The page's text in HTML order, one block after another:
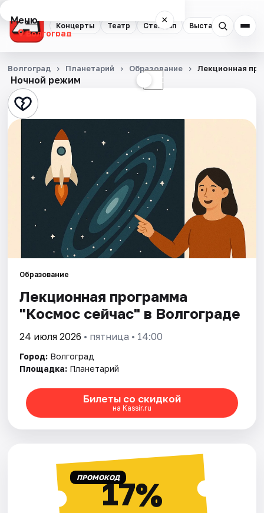
Концерты Театр Стендап Выставки
Меню ×
Волгоград
Концерты
Театр
Стендап
Выставки
Квесты
Экскурсии
Спорт
Города
Площадки
Рейтинги
Ночной режим ☾
Волгоград Планетарий Образование Лекционная
Образование
Лекционная программа
"Космос сейчас" в Волгограде
24 июля 2026 • пятница • 14:00
Город: Волгоград
Площадка: Планетарий
Билеты со скидкой
на Kassir.ru
ПРОМОКОД17%